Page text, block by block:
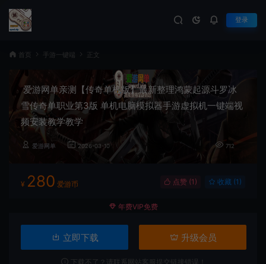
登录
首页 手游一键端 正文
爱游网单亲测【传奇单机版】最新整理鸿蒙起源斗罗冰
雪传奇单职业第3版 单机电脑模拟器手游虚拟机一键端视
频安装教学教学
爱游网单 2026-03-10 712
¥ 280 爱游币 点赞 (1 ) 收藏 (1)
年费VIP免费
立即下载 升级会员
下载不了？请联系网站客服提交链接错误！